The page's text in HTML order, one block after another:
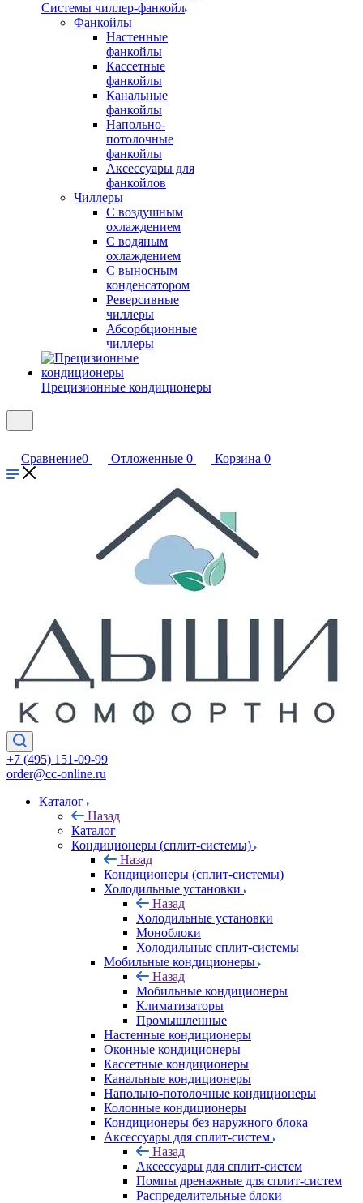
Системы чиллер-фанкойл
Фанкойлы
Настенные
фанкойлы
Кассетные
фанкойлы
Канальные
фанкойлы
Напольно-
потолочные
фанкойлы
Аксессуары для
фанкойлов
Чиллеры
С воздушным
охлаждением
С водяным
охлаждением
С выносным
конденсатором
Реверсивные
чиллеры
Абсорбционные
чиллеры
Прецизионные кондиционеры
Сравнение0 Отложенные 0 Корзина 0
+7 (495) 151-09-99
order@cc-online.ru
Каталог
Назад
Каталог
Кондиционеры (сплит-системы)
Назад
Кондиционеры (сплит-системы)
Холодильные установки
Назад
Холодильные установки
Моноблоки
Холодильные сплит-системы
Мобильные кондиционеры
Назад
Мобильные кондиционеры
Климатизаторы
Промышленные
Настенные кондиционеры
Оконные кондиционеры
Кассетные кондиционеры
Канальные кондиционеры
Напольно-потолочные кондиционеры
Колонные кондиционеры
Кондиционеры без наружного блока
Аксессуары для сплит-систем
Назад
Аксессуары для сплит-систем
Помпы дренажные для сплит-систем
Распределительные блоки